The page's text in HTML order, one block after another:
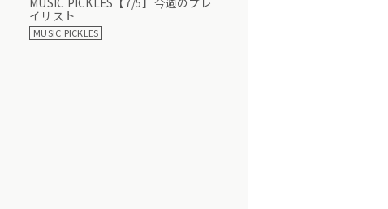
イリスト
MUSIC PICKLES